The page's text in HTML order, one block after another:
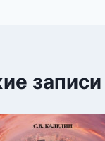
записи